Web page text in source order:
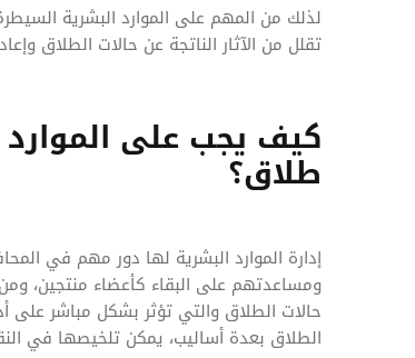
لذلك من المهم على الموارد البشرية
تقلل من الآثار الناتجة عن حالات الطلاق
كيف يجب على الموارد
طلاق؟
إدارة الموارد البشرية لها دور مهم في
ومساعدتهم على البقاء كأعضاء منتجين،
حالات الطلاق والتي تؤثر بشكل مباشر على
الطلاق بعدة أساليب، يمكن تلخيصها في